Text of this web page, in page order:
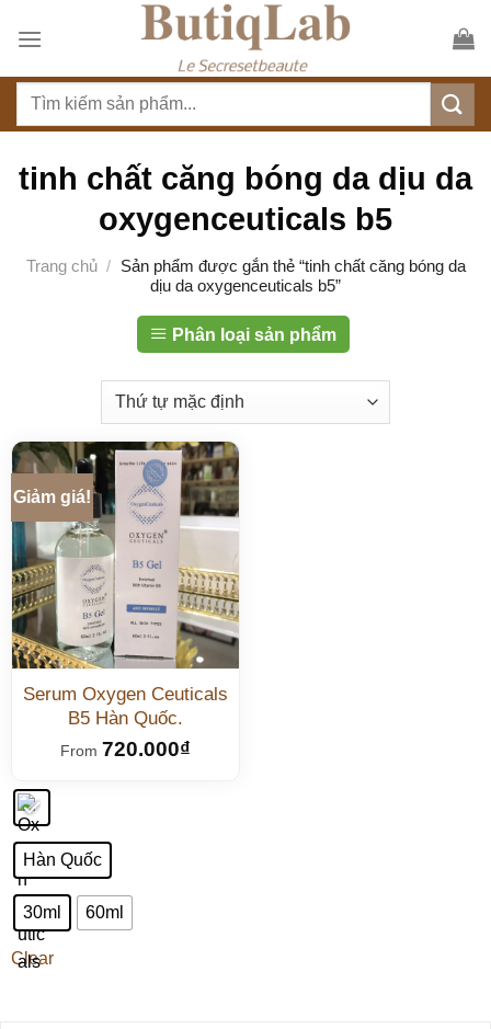
k
tinh chất căng bóng da dịu da
oxygenceuticals b5
Trang chủ / Sản phẩm được gắn thẻ “tinh chất căng bóng da
dịu da oxygenceuticals b5”
Phân loại sản phẩm
Giảm giá!
Serum Oxygen Ceuticals
B5 Hàn Quốc.
From 720.000₫
Hàn Quốc
30ml 60ml
Clear